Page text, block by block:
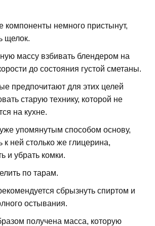
компоненты немного пристынут,
щелок.
массу взбивать блендером на
до состояния густой сметаны.
предпочитают для этих целей
старую технику, которой не
на кухне.
упомянутым способом основу,
к ней столько же глицерина,
и убрать комки.
по тарам.
сбрызнуть спиртом и
остывания.
получена масса, которую